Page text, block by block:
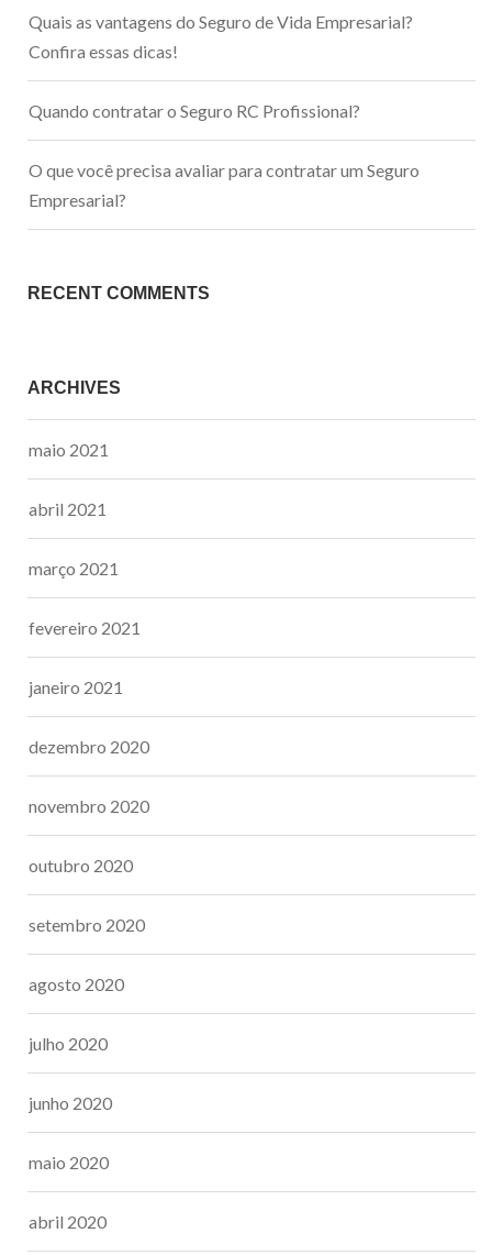
Quais as vantagens do Seguro de Vida Empresarial?
Confira essas dicas!
Quando contratar o Seguro RC Profissional?
O que você precisa avaliar para contratar um Seguro
Empresarial?
RECENT COMMENTS
ARCHIVES
maio 2021
abril 2021
março 2021
fevereiro 2021
janeiro 2021
dezembro 2020
novembro 2020
outubro 2020
setembro 2020
agosto 2020
julho 2020
junho 2020
maio 2020
abril 2020